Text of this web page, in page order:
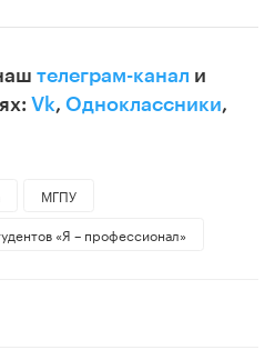
телеграм-канал и
Vk, Одноклассники,
МГПУ
«Я – профессионал»